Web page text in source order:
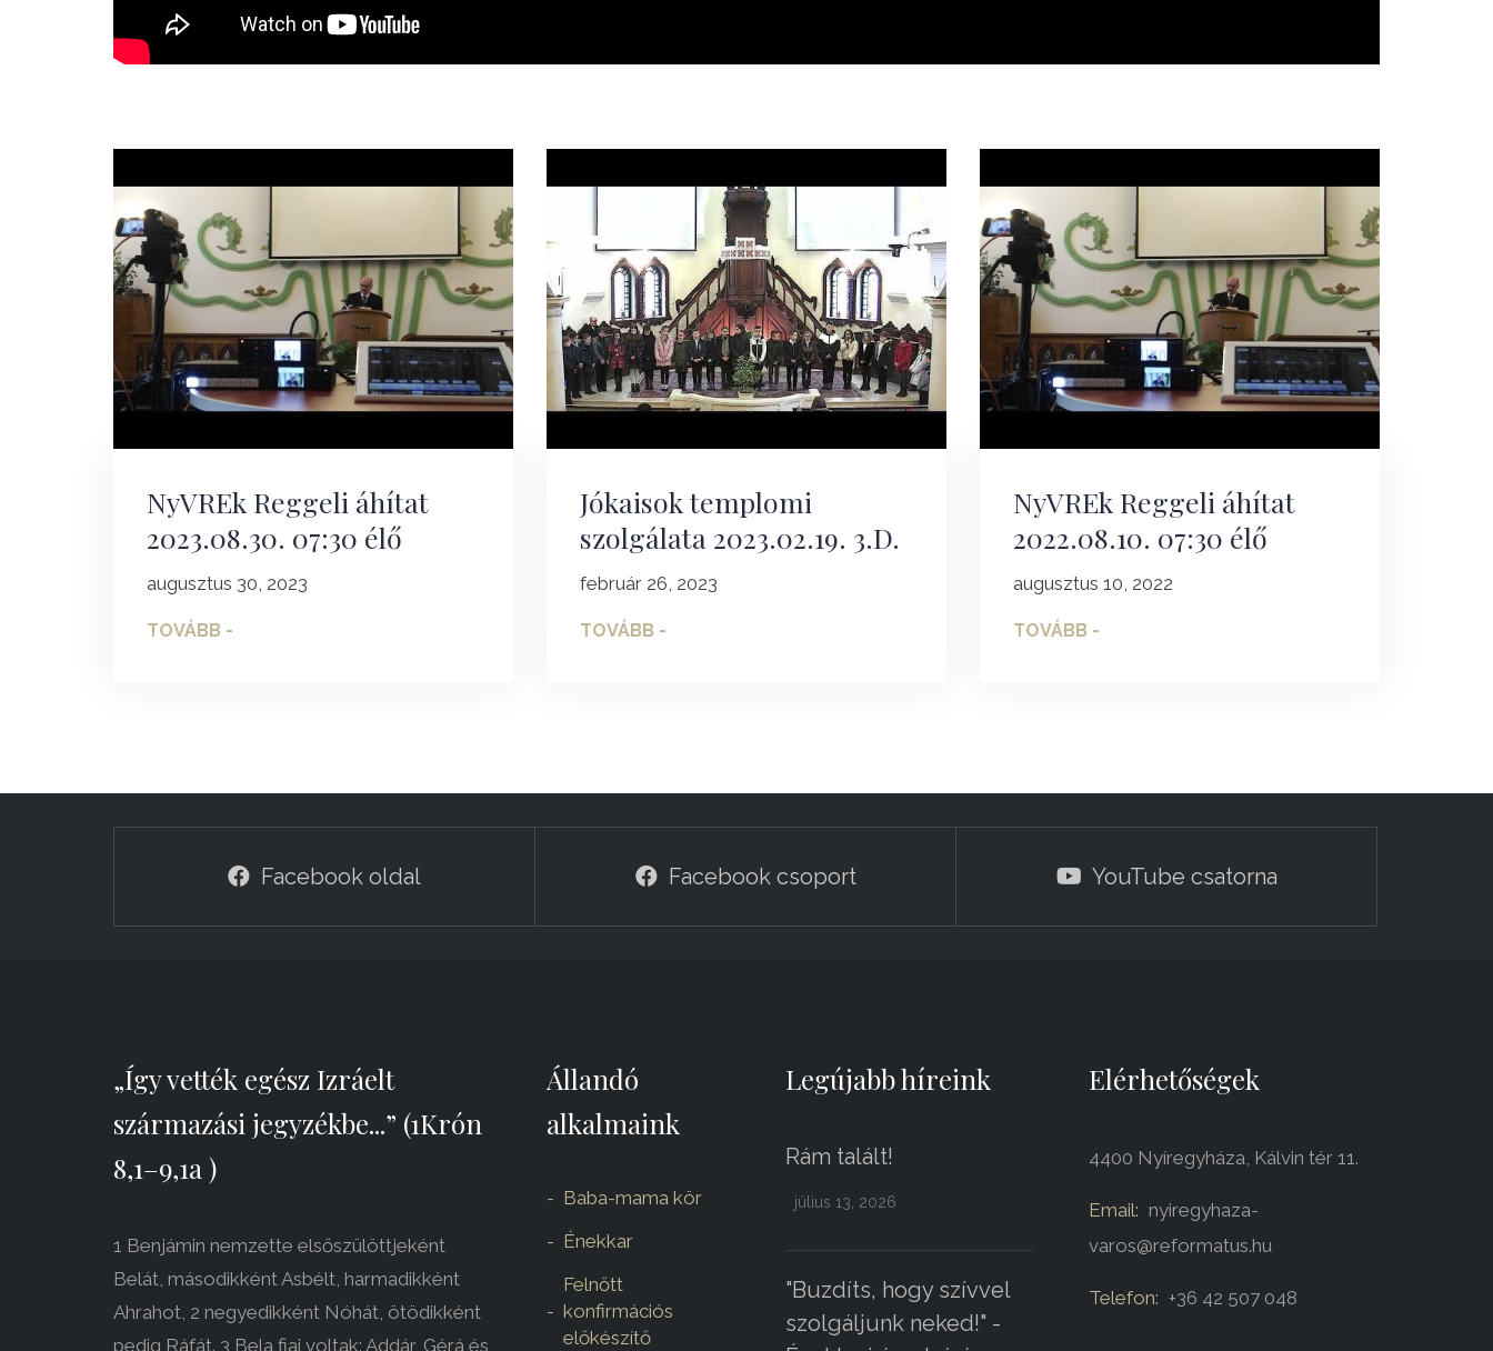
NyVREk Reggeli áhítat
2023.08.30. 07:30 élő
augusztus 30, 2023
TOVÁBB -
Jókaisok templomi
szolgálata 2023.02.19. 3.D.
február 26, 2023
TOVÁBB -
NyVREk Reggeli áhítat
2022.08.10. 07:30 élő
augusztus 10, 2022
TOVÁBB -
Facebook oldal Facebook csoport YouTube csatorna
„Így vették egész Izráelt
származási jegyzékbe...” (1Krón
8,1–9,1a )
1 Benjámin nemzette elsőszülöttjeként
Belát, másodikként Asbélt, harmadikként
Ahrahot, 2 negyedikként Nóhát, ötödikként
pedig Ráfát. 3 Bela fiai voltak: Addár, Gérá és
Állandó
alkalmaink
Baba-mama kör
Énekkar
Felnőtt
konfirmációs
előkészítő
Legújabb híreink
Rám talált!
július 13, 2026
"Buzdíts, hogy szívvel
szolgáljunk neked!" -
Elérhetőségek
4400 Nyíregyháza, Kálvin tér 11.
Email: nyiregyhaza-
varos@reformatus.hu
Telefon: +36 42 507 048